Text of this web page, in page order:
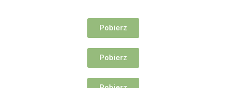
Pobierz
Pobierz